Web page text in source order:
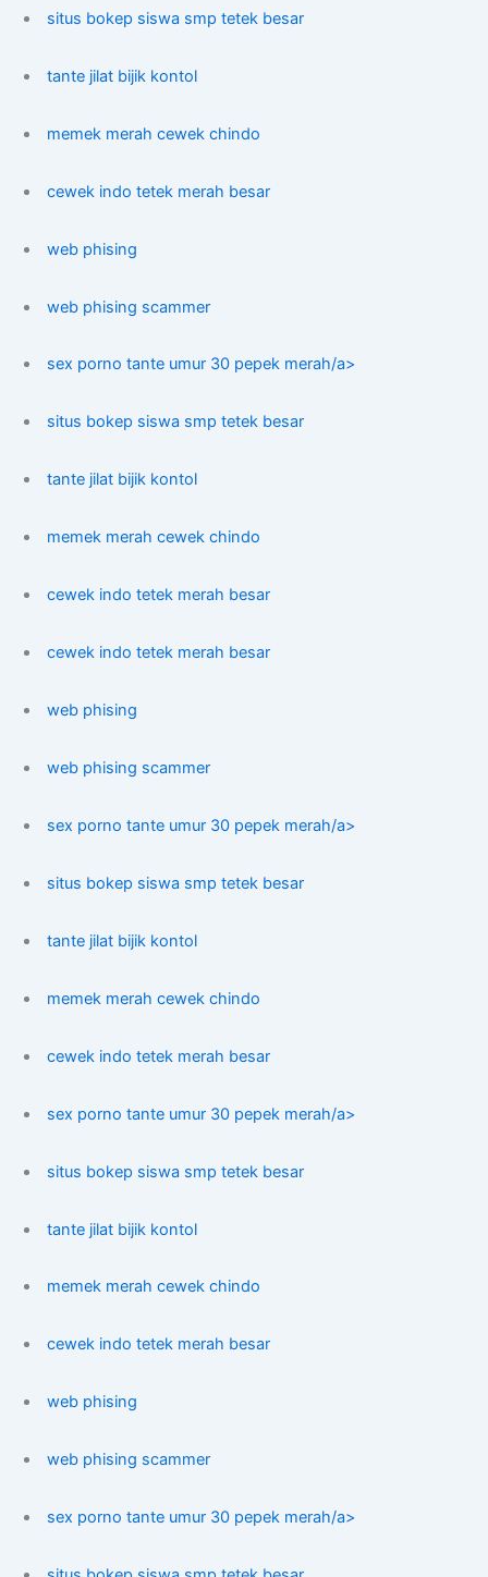
situs bokep siswa smp tetek besar
tante jilat bijik kontol
memek merah cewek chindo
cewek indo tetek merah besar
web phising
web phising scammer
sex porno tante umur 30 pepek merah/a>
situs bokep siswa smp tetek besar
tante jilat bijik kontol
memek merah cewek chindo
cewek indo tetek merah besar
cewek indo tetek merah besar
web phising
web phising scammer
sex porno tante umur 30 pepek merah/a>
situs bokep siswa smp tetek besar
tante jilat bijik kontol
memek merah cewek chindo
cewek indo tetek merah besar
sex porno tante umur 30 pepek merah/a>
situs bokep siswa smp tetek besar
tante jilat bijik kontol
memek merah cewek chindo
cewek indo tetek merah besar
web phising
web phising scammer
sex porno tante umur 30 pepek merah/a>